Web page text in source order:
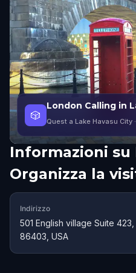
🎲
London Calling in
Quest a Lake Havasu City
Informazioni su
Organizza la
Indirizzo
501 English village Suite
86403, USA